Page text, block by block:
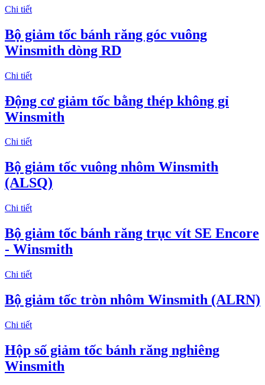
Chi tiết
Bộ giảm tốc bánh răng góc vuông
Winsmith dòng RD
Chi tiết
Động cơ giảm tốc bằng thép không gỉ
Winsmith
Chi tiết
Bộ giảm tốc vuông nhôm Winsmith
(ALSQ)
Chi tiết
Bộ giảm tốc bánh răng trục vít SE Encore
- Winsmith
Chi tiết
Bộ giảm tốc tròn nhôm Winsmith (ALRN)
Chi tiết
Hộp số giảm tốc bánh răng nghiêng
Winsmith